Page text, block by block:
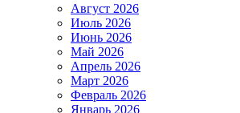
Август 2026
Июль 2026
Июнь 2026
Май 2026
Апрель 2026
Март 2026
Февраль 2026
Январь 2026